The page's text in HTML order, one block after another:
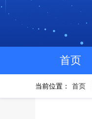
首页
当前位置： 首页